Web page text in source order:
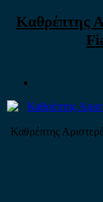
Καθρέπτης
Καθρέπτης